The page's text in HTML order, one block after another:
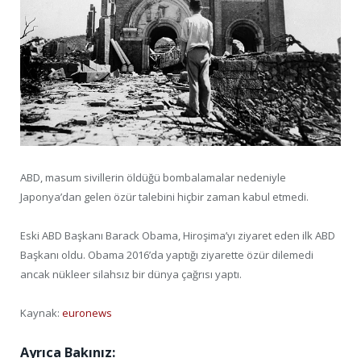
ABD, masum sivillerin öldüğü bombalamalar nedeniyle
Japonya’dan gelen özür talebini hiçbir zaman kabul etmedi.
Eski ABD Başkanı Barack Obama, Hiroşima’yı ziyaret eden ilk ABD
Başkanı oldu. Obama 2016’da yaptığı ziyarette özür dilemedi
ancak nükleer silahsız bir dünya çağrısı yaptı.
Kaynak: euronews
Ayrıca Bakınız: